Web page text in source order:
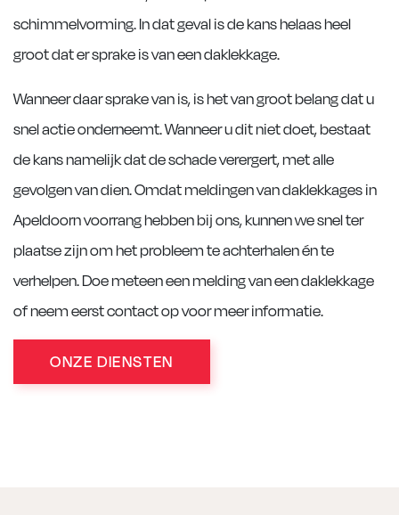
schimmelvorming. In dat geval is de kans helaas heel
groot dat er sprake is van een daklekkage.
Wanneer daar sprake van is, is het van groot belang dat u
snel actie onderneemt. Wanneer u dit niet doet, bestaat
de kans namelijk dat de schade verergert, met alle
gevolgen van dien. Omdat meldingen van daklekkages in
Apeldoorn voorrang hebben bij ons, kunnen we snel ter
plaatse zijn om het probleem te achterhalen én te
verhelpen. Doe meteen een melding van een daklekkage
of neem eerst contact op voor meer informatie.
ONZE DIENSTEN